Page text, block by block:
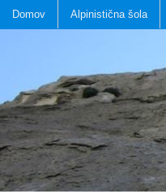
Domov Alpinistična šola